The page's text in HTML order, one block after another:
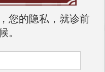
您的隐私，就诊前
。